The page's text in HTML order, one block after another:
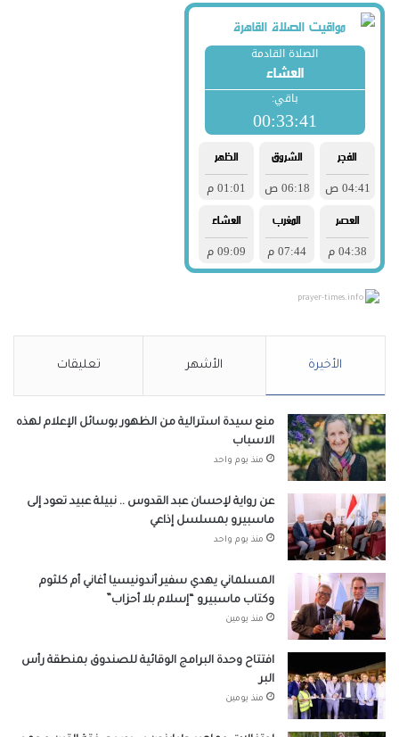
prayer-times.info
الأخيرة الأشهر تعليقات
منع سيدة استرالية من الظهور بوسائل الإعلام لهذه
الاسباب
منذ يوم واحد
عن رواية لإحسان عبد القدوس .. نبيلة عبيد تعود إلى
ماسبيرو بمسلسل إذاعي
منذ يوم واحد
المسلماني يهدي سفير أندونيسيا أغاني أم كلثوم
وكتاب ماسبيرو “إسلام بلا أحزاب”
منذ يومين
افتتاح وحدة البرامج الوقائية للصندوق بمنطقة رأس
البر
منذ يومين